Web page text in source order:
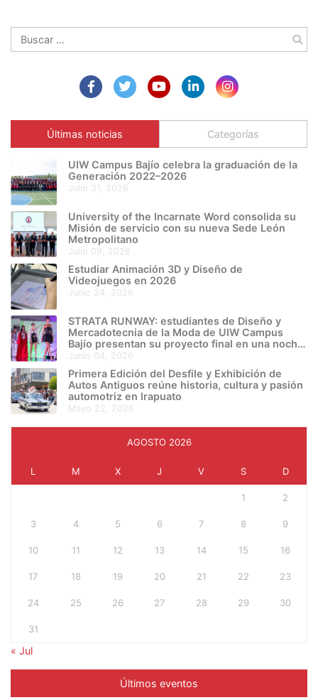
Buscar:
Últimas noticias Categorías
UIW Campus Bajío celebra la graduación de la
Generación 2022–2026
julio 31, 2026
University of the Incarnate Word consolida su
Misión de servicio con su nueva Sede León
Metropolitano
julio 09, 2026
Estudiar Animación 3D y Diseño de
Videojuegos en 2026
junio 24, 2026
STRATA RUNWAY: estudiantes de Diseño y
Mercadotecnia de la Moda de UIW Campus
Bajío presentan su proyecto final en una noche
de creatividad e innovación
junio 04, 2026
Primera Edición del Desfile y Exhibición de
Autos Antiguos reúne historia, cultura y pasión
automotriz en Irapuato
mayo 22, 2026
AGOSTO 2026
L M X J V S D
1 2
3 4 5 6 7 8 9
10 11 12 13 14 15 16
17 18 19 20 21 22 23
24 25 26 27 28 29 30
31
« Jul
Últimos eventos